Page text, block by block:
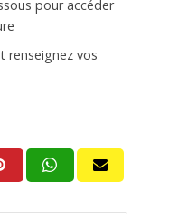
pour accéder
renseignez vos